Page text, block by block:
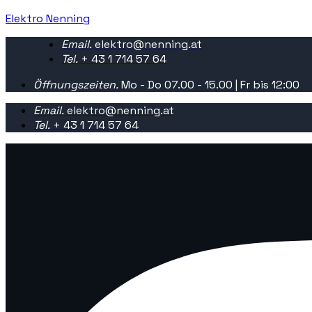
Elektro Nenning
Email.elektro@nenning.at
Tel. + 43 1 714 57 64
Öffnungszeiten.Mo - Do 07.00 - 15.00 | Fr bis 12:00
Email.elektro@nenning.at
Tel. + 43 1 714 57 64